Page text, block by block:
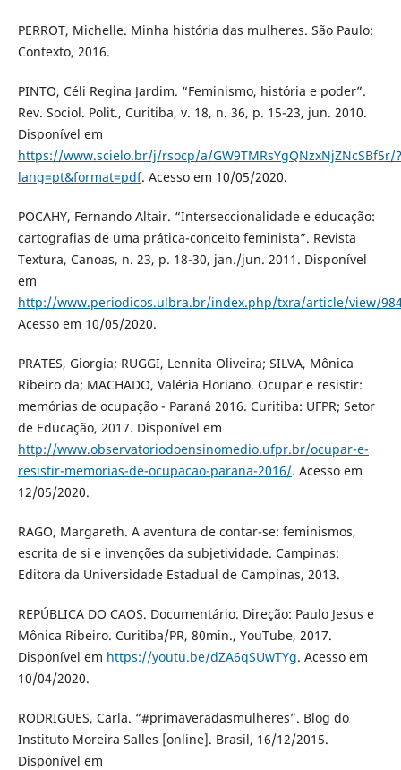
PERROT, Michelle. Minha história das mulheres. São Paulo:
Contexto, 2016.
PINTO, Céli Regina Jardim. “Feminismo, história e poder”.
Rev. Sociol. Polit., Curitiba, v. 18, n. 36, p. 15-23, jun. 2010.
Disponível em
https://www.scielo.br/j/rsocp/a/GW9TMRsYgQNzxNjZNcSBf5r/?
lang=pt&format=pdf. Acesso em 10/05/2020.
POCAHY, Fernando Altair. “Interseccionalidade e educação:
cartografias de uma prática-conceito feminista”. Revista
Textura, Canoas, n. 23, p. 18-30, jan./jun. 2011. Disponível
em
http://www.periodicos.ulbra.br/index.php/txra/article/view/
Acesso em 10/05/2020.
PRATES, Giorgia; RUGGI, Lennita Oliveira; SILVA, Mônica
Ribeiro da; MACHADO, Valéria Floriano. Ocupar e resistir:
memórias de ocupação - Paraná 2016. Curitiba: UFPR; Setor
de Educação, 2017. Disponível em
http://www.observatoriodoensinomedio.ufpr.br/ocupar-e-
resistir-memorias-de-ocupacao-parana-2016/. Acesso em
12/05/2020.
RAGO, Margareth. A aventura de contar-se: feminismos,
escrita de si e invenções da subjetividade. Campinas:
Editora da Universidade Estadual de Campinas, 2013.
REPÚBLICA DO CAOS. Documentário. Direção: Paulo Jesus e
Mônica Ribeiro. Curitiba/PR, 80min., YouTube, 2017.
Disponível em https://youtu.be/dZA6qSUwTYg. Acesso em
10/04/2020.
RODRIGUES, Carla. “#primaveradasmulheres”. Blog do
Instituto Moreira Salles [online]. Brasil, 16/12/2015.
Disponível em